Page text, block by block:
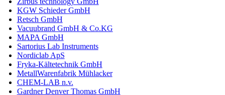
KGW Schieder GmbH
Retsch GmbH
Vacuubrand GmbH & Co.KG
MAPA GmbH
Sartorius Lab Instruments
Nordiclab ApS
Fryka-Kältetechnik GmbH
MetallWarenfabrik Mühlacker
CHEM-LAB n.v.
Gardner Denver Thomas GmbH